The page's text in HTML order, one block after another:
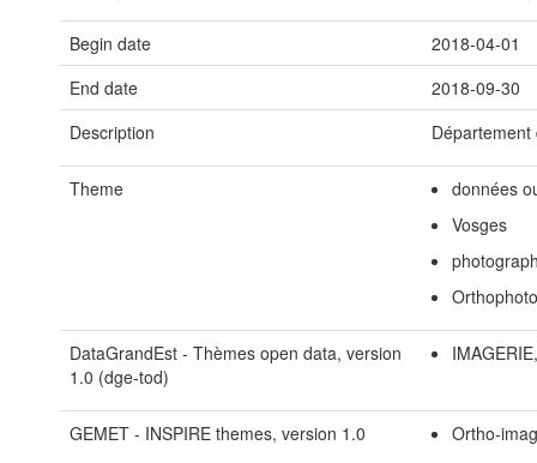
Begin date
2018-04-01
End date
2018-09-30
Description
Département
Theme
données
Vosges
DataGrandEst - Thèmes open data, version
1.0 (dge-tod)
GEMET - INSPIRE themes, version 1.0 Ortho-